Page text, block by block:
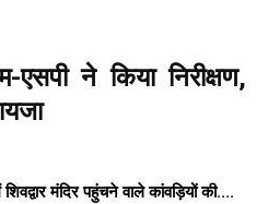
एसपी ने किया निरीक्षण,
मंदिर पहुंचने वाले कांवड़ियों की....